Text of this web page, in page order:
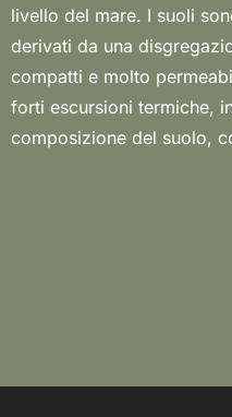
livello del mare. I suoli
derivati da una
compatti e molto
forti escursioni termiche,
composizione del suolo,
“vin de garage”
valorizzando il territorio:
fanno da sempre de I